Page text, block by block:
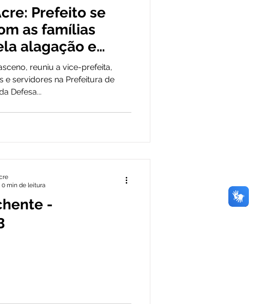
de pesar
Defesa Civil
Prefeito se
as famílias
alagação e
reuniu a vice-prefeita,
e servidores na Prefeitura de
Defesa...
-
0 min de leitura